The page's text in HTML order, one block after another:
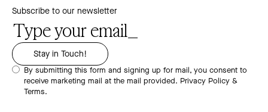
Subscribe to our newsletter
By submitting this form and signing up for mail, you consent to
receive marketing mail at the mail provided. Privacy Policy &
Terms.